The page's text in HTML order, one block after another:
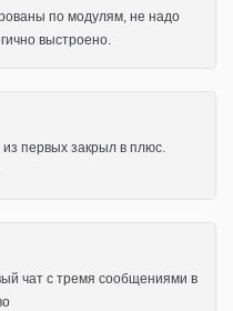
по модулям, не надо
выстроено.
первых закрыл в плюс.
чат с тремя сообщениями в